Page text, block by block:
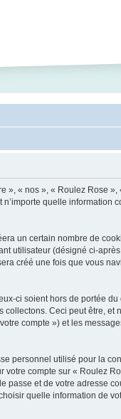
« nos », « Roulez Rose
quelle information
un certain nombre de
utilisateur (désigné ci-
créé une fois que vous
ci soient hors de portée
Ceci peut être, et
compte ») et les
personnel utilisé pour la
compte sur « Roulez
passe et de votre adresse
quelle information de